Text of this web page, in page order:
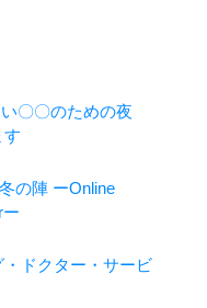
〇〇のための夜
す
の陣 ーOnline
ドクター・サービ